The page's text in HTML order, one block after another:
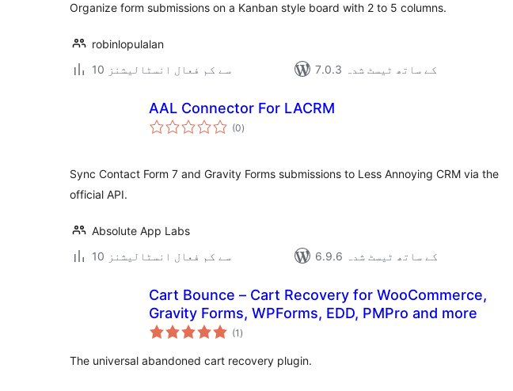
Organize form submissions on a Kanban style board with 2 to 5 columns.
robinlopulalan
10 سے کم فعال انسٹالیشنز
7.0.3 کے ساتھ ٹیسٹ شدہ
AAL Connector For LACRM
(0مجموعی
درجہ
)
Sync Contact Form 7 and Gravity Forms submissions to Less Annoying CRM via the
official API.
Absolute App Labs
10 سے کم فعال انسٹالیشنز
6.9.6 کے ساتھ ٹیسٹ شدہ
Cart Bounce – Cart Recovery for WooCommerce,
Gravity Forms, WPForms, EDD, PMPro and more
(1 مجموعی
درجہ
)
The universal abandoned cart recovery plugin.